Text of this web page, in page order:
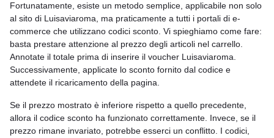
Fortunatamente, esiste un metodo semplice, applicabile non solo
al sito di Luisaviaroma, ma praticamente a tutti i portali di e-
commerce che utilizzano codici sconto. Vi spieghiamo come fare:
basta prestare attenzione al prezzo degli articoli nel carrello.
Annotate il totale prima di inserire il voucher Luisaviaroma.
Successivamente, applicate lo sconto fornito dal codice e
attendete il ricaricamento della pagina.
Se il prezzo mostrato è inferiore rispetto a quello precedente,
allora il codice sconto ha funzionato correttamente. Invece, se il
prezzo rimane invariato, potrebbe esserci un conflitto. I codici,